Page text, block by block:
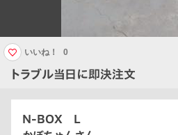
トラブル当日に即決注文
いいね！ 0
N-BOX L